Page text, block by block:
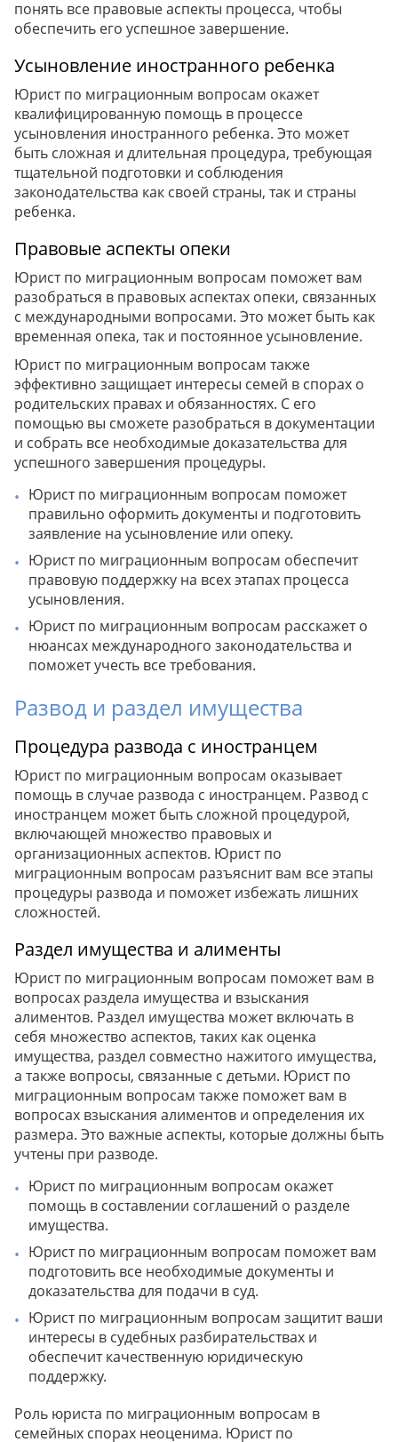
понять все правовые аспекты процесса, чтобы
обеспечить его успешное завершение.
Усыновление иностранного ребенка
Юрист по миграционным вопросам окажет
квалифицированную помощь в процессе
усыновления иностранного ребенка. Это может
быть сложная и длительная процедура, требующая
тщательной подготовки и соблюдения
законодательства как своей страны, так и страны
ребенка.
Правовые аспекты опеки
Юрист по миграционным вопросам поможет вам
разобраться в правовых аспектах опеки, связанных
с международными вопросами. Это может быть как
временная опека, так и постоянное усыновление.
Юрист по миграционным вопросам также
эффективно защищает интересы семей в спорах о
родительских правах и обязанностях. С его
помощью вы сможете разобраться в документации
и собрать все необходимые доказательства для
успешного завершения процедуры.
Юрист по миграционным вопросам поможет
правильно оформить документы и подготовить
заявление на усыновление или опеку.
Юрист по миграционным вопросам обеспечит
правовую поддержку на всех этапах процесса
усыновления.
Юрист по миграционным вопросам расскажет о
нюансах международного законодательства и
поможет учесть все требования.
Развод и раздел имущества
Процедура развода с иностранцем
Юрист по миграционным вопросам оказывaет
помощь в случае развода с иностранцем. Развод с
иностранцем может быть сложной процедурой,
включающей множество правовых и
организационных аспектов. Юрист по
миграционным вопросам разъяснит вам все этапы
процедуры развода и поможет избежать лишних
сложностей.
Раздел имущества и алименты
Юрист по миграционным вопросам поможет вам в
вопросах раздела имущества и взыскания
алиментов. Раздел имущества может включать в
себя множество аспектов, таких как оценка
имущества, раздел совместно нажитого имущества,
а также вопросы, связанные с детьми. Юрист по
миграционным вопросам также поможет вам в
вопросах взыскания алиментов и определения их
размера. Это важные аспекты, которые должны быть
учтены при разводе.
Юрист по миграционным вопросам окажет
помощь в составлении соглашений о разделе
имущества.
Юрист по миграционным вопросам поможет вам
подготовить все необходимые документы и
доказательства для подачи в суд.
Юрист по миграционным вопросам защитит ваши
интересы в судебных разбирательствах и
обеспечит качественную юридическую
поддержку.
Роль юриста по миграционным вопросам в
семейных спорах неоценима. Юрист по